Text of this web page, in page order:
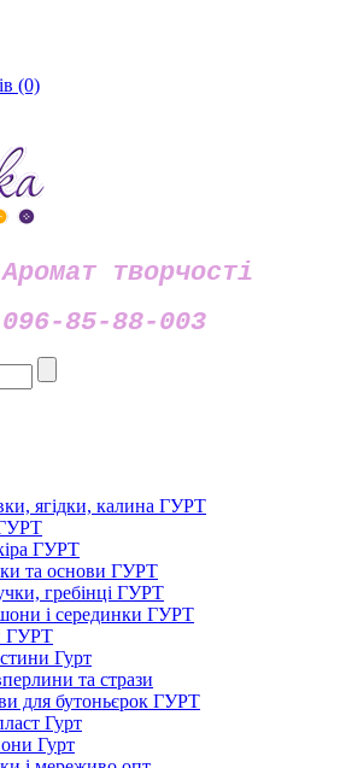
(0)
Аромат творчості
096-85-88-003
ягідки, калина ГУРТ
ГУРТ
та основи ГУРТ
гребінці ГУРТ
і серединки ГУРТ
ГУРТ
Гурт
та стрази
для бутоньєрок ГУРТ
Гурт
Гурт